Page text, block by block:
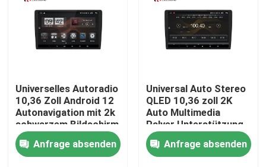
Über uns
Fabrik Tour
Qualitätskontrolle
Kontakt
Nachrichten
Universelles Autoradio
10,36 Zoll Android 12
Autonavigation mit 2k
schwarzem Bildschirm
4G DSP
Anfrage absenden
Universal Auto Stereo
QLED 10,36 zoll 2K
Auto Multimedia
Palyer Unterstützung
4G DSP Integrierte
360 ​​Vogel Ansicht
system
Anfrage absenden